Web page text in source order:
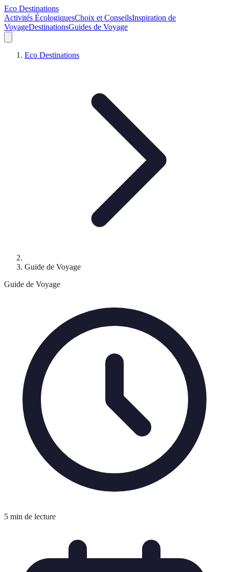
Eco Destinations
Activités ÉcologiquesChoix et ConseilsInspiration de
VoyageDestinationsGuides de Voyage
Eco Destinations
Guide de Voyage
Guide de Voyage
5 min de lecture